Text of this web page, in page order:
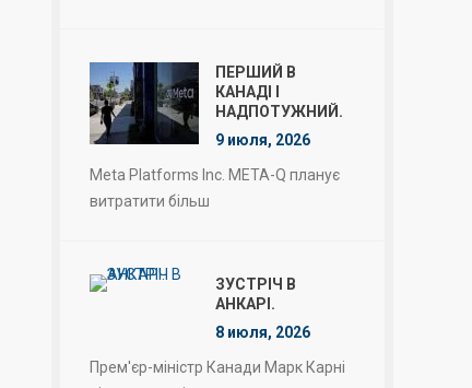
ПЕРШИЙ В
КАНАДІ І
НАДПОТУЖНИЙ.
9 июля, 2026
Meta Platforms Inc. META-Q планує
витратити більш
ЗУСТРІЧ В
АНКАРІ.
8 июля, 2026
Прем'єр-міністр Канади Марк Карні